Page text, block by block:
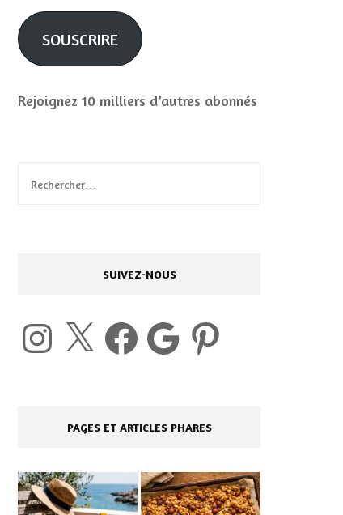
mail
SOUSCRIRE
Rejoignez 10 milliers d’autres abonnés
Rechercher :
SUIVEZ-NOUS
Instagram Facebook Google Pinterest
PAGES ET ARTICLES PHARES